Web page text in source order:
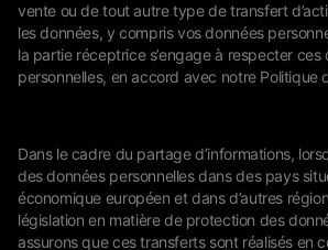
vente ou de tout autre type de transfert
les données, y compris vos données
la partie réceptrice s’engage à respecter ces
personnelles, en accord avec notre Politique
Dans le cadre du partage d’informations,
des données personnelles dans des pays
économique européen et dans d’autres
législation en matière de protection des
assurons que ces transferts sont réalisés en